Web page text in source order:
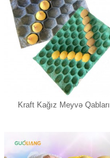
Kraft Kağız Meyvə Qabları